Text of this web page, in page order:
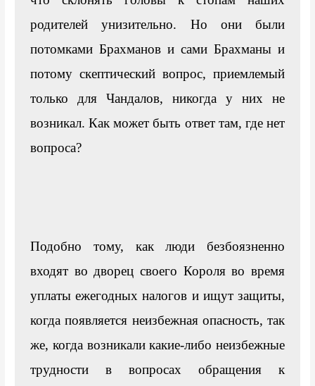
родителей унизительно. Но они были
потомками Брахманов и сами Брахманы и
потому скептический вопрос, приемлемый
только для Чандалов, никогда у них не
возникал. Как может быть ответ там, где нет
вопроса?
Подобно тому, как люди безбоязненно
входят во дворец своего Короля во время
уплаты ежегодных налогов и ищут защиты,
когда появляется неизбежная опасность, так
же, когда возникали какие-либо неизбежные
трудности в вопросах обращения к